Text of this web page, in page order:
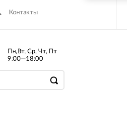
Контакты
Пн,Вт, Ср, Чт, Пт
9:00—18:00